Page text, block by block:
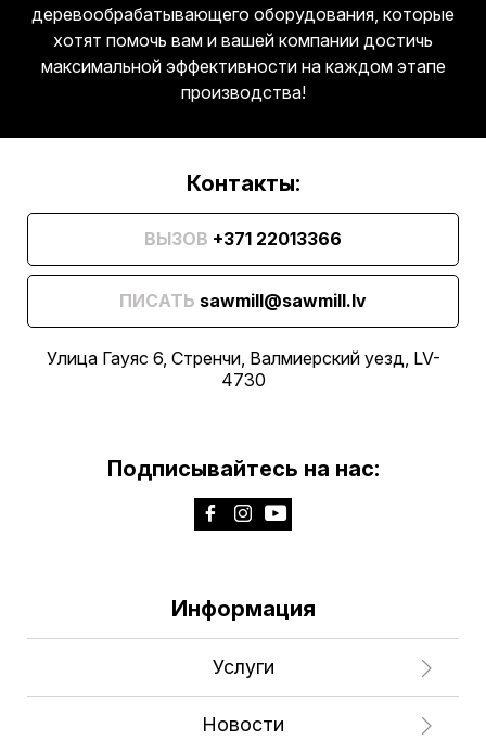
деревообрабатывающего оборудования, которые
хотят помочь вам и вашей компании достичь
максимальной эффективности на каждом этапе
производства!
Контакты:
ВЫЗОВ +371 22013366
ПИСАТЬ sawmill@sawmill.lv
Улица Гауяс 6, Стренчи, Валмиерский уезд, LV-
4730
Подписывайтесь на нас:
Информация
Услуги
Новости